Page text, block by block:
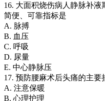
16. 大面积烧伤病人静脉补
简便、可靠指标是
A. 脉搏
B. 血压
C. 呼吸
D. 尿量
E. 中心静脉压
17. 预防腰麻术后头痛的主要
A. 注意保暖
B. 心理护理